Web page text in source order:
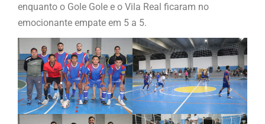
enquanto o Gole Gole e o Vila Real ficaram no
emocionante empate em 5 a 5.